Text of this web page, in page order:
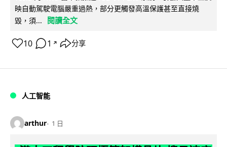
映自動駕駛電腦嚴重過熱，部分更觸發高溫保護甚至直接燒
毀，須...
閱讀全文
10 1 ↗ 分享
人工智能
arthur 1 日